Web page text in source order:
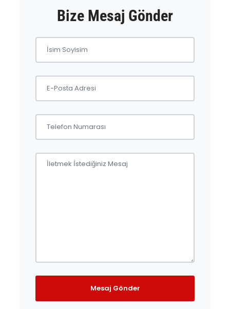
Bize Mesaj Gönder
Mesaj Gönder